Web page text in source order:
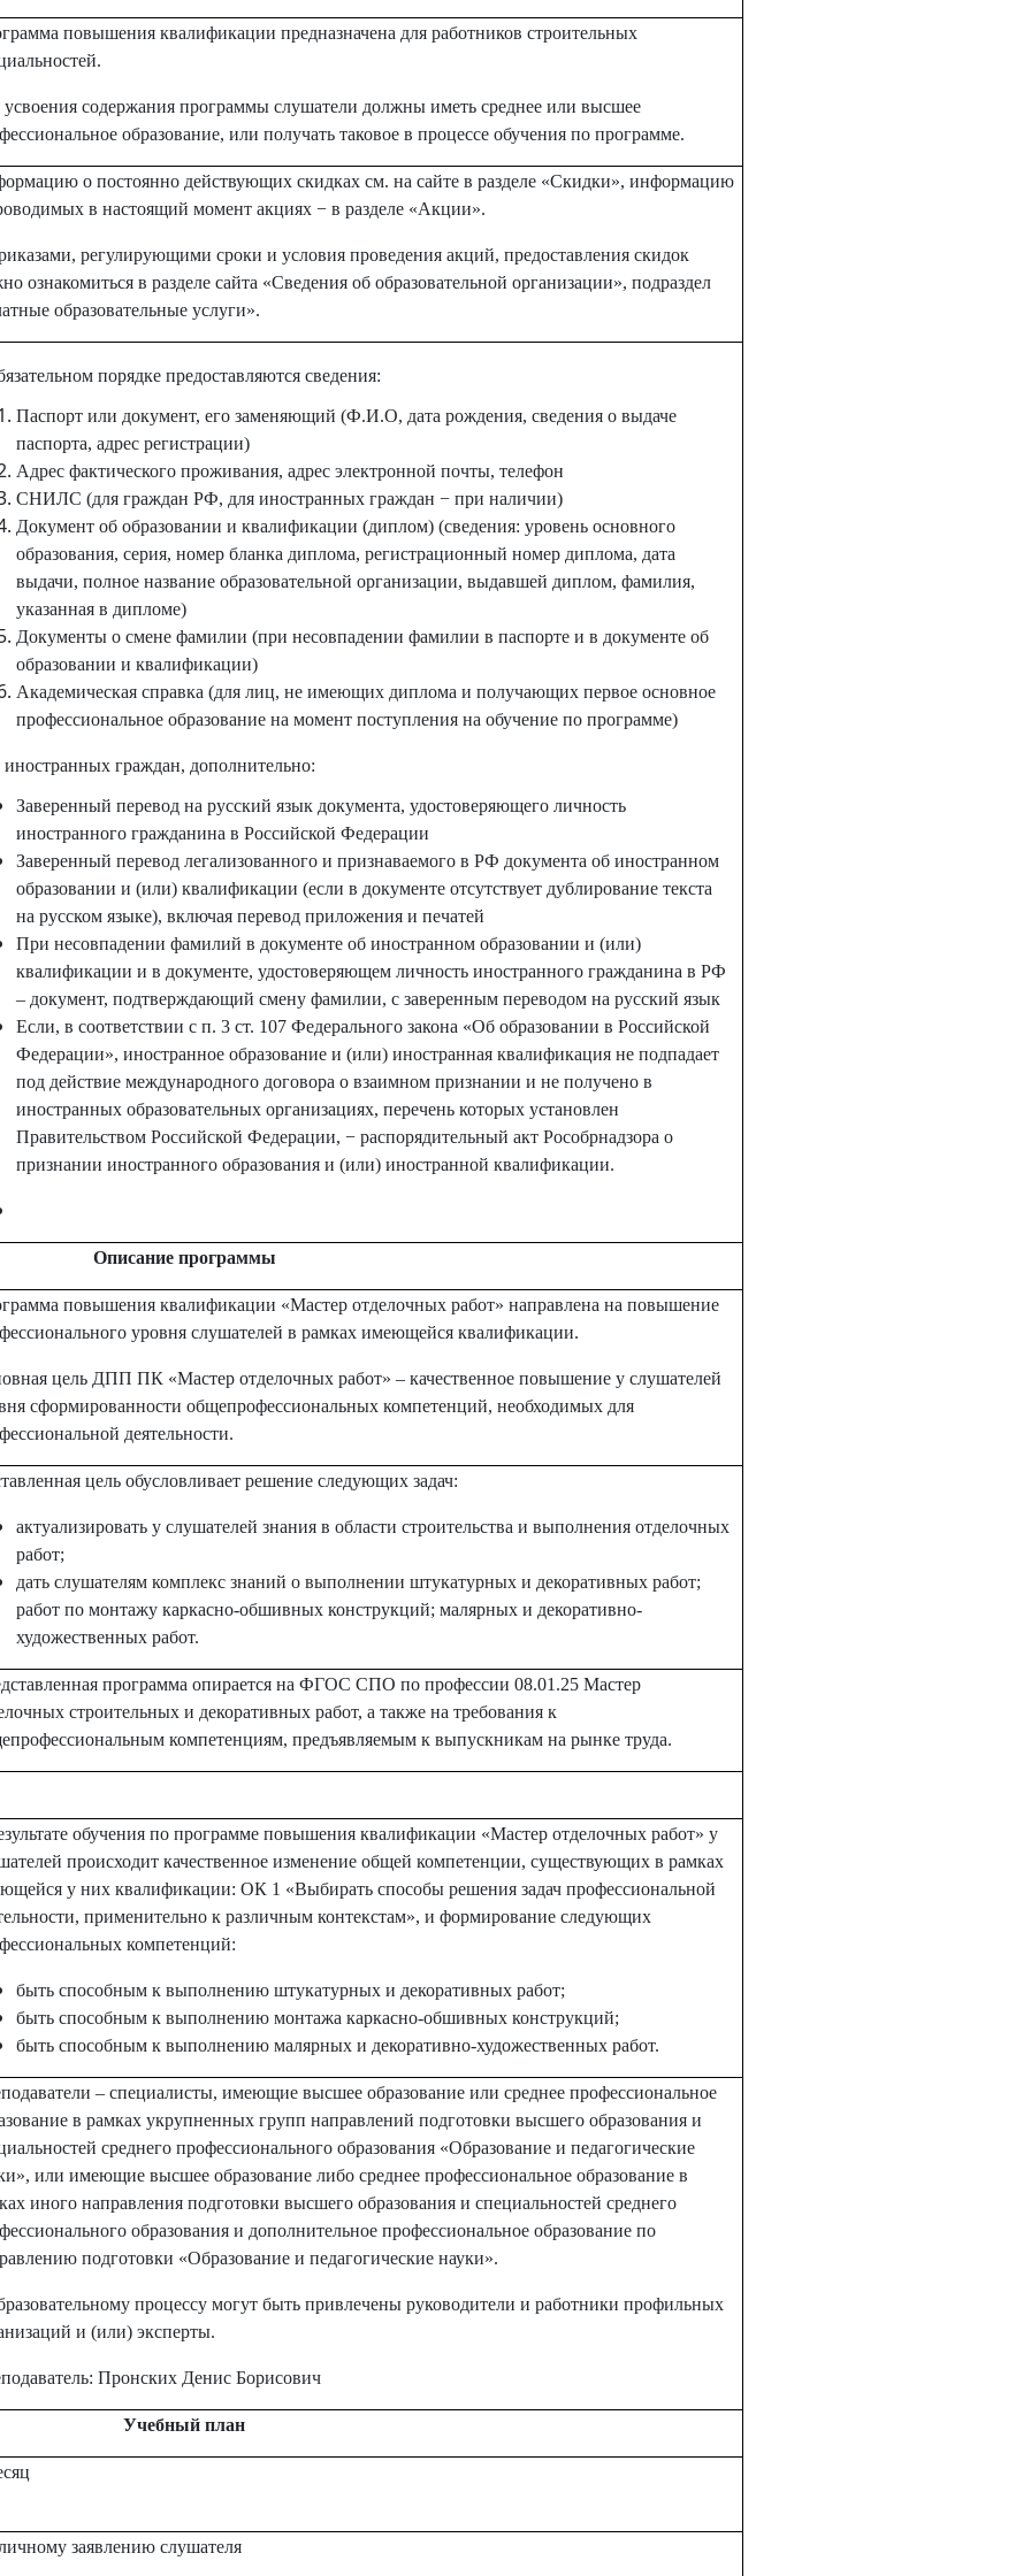
повышения квалификации предназначена для работников строительных
содержания программы слушатели должны иметь среднее или высшее
образование, или получать таковое в процессе обучения по программе.
о постоянно действующих скидках см. на сайте в разделе «Скидки», информацию
в настоящий момент акциях − в разделе «Акции».
регулирующими сроки и условия проведения акций, предоставления скидок
ознакомиться в разделе сайта «Сведения об образовательной организации», подраздел
образовательные услуги».
порядке предоставляются сведения:
Паспорт или документ, его заменяющий (Ф.И.О, дата рождения, сведения о выдаче
паспорта, адрес регистрации)
Адрес фактического проживания, адрес электронной почты, телефон
СНИЛС (для граждан РФ, для иностранных граждан − при наличии)
Документ об образовании и квалификации (диплом) (сведения: уровень основного
образования, серия, номер бланка диплома, регистрационный номер диплома, дата
выдачи, полное название образовательной организации, выдавшей диплом, фамилия,
указанная в дипломе)
Документы о смене фамилии (при несовпадении фамилии в паспорте и в документе об
образовании и квалификации)
Академическая справка (для лиц, не имеющих диплома и получающих первое основное
профессиональное образование на момент поступления на обучение по программе)
граждан, дополнительно:
Заверенный перевод на русский язык документа, удостоверяющего личность
иностранного гражданина в Российской Федерации
Заверенный перевод легализованного и признаваемого в РФ документа об иностранном
образовании и (или) квалификации (если в документе отсутствует дублирование текста
на русском языке), включая перевод приложения и печатей
При несовпадении фамилий в документе об иностранном образовании и (или)
квалификации и в документе, удостоверяющем личность иностранного гражданина в РФ
– документ, подтверждающий смену фамилии, с заверенным переводом на русский язык
Если, в соответствии с п. 3 ст. 107 Федерального закона «Об образовании в Российской
Федерации», иностранное образование и (или) иностранная квалификация не подпадает
под действие международного договора о взаимном признании и не получено в
иностранных образовательных организациях, перечень которых установлен
Правительством Российской Федерации, − распорядительный акт Рособрнадзора о
признании иностранного образования и (или) иностранной квалификации.
Описание программы
повышения квалификации «Мастер отделочных работ» направлена на повышение
уровня слушателей в рамках имеющейся квалификации.
цель ДПП ПК «Мастер отделочных работ» – качественное повышение у слушателей
сформированности общепрофессиональных компетенций, необходимых для
деятельности.
цель обусловливает решение следующих задач:
актуализировать у слушателей знания в области строительства и выполнения отделочных
работ;
дать слушателям комплекс знаний о выполнении штукатурных и декоративных работ;
работ по монтажу каркасно-обшивных конструкций; малярных и декоративно-
художественных работ.
программа опирается на ФГОС СПО по профессии 08.01.25 Мастер
строительных и декоративных работ, а также на требования к
компетенциям, предъявляемым к выпускникам на рынке труда.
обучения по программе повышения квалификации «Мастер отделочных работ» у
происходит качественное изменение общей компетенции, существующих в рамках
у них квалификации: ОК 1 «Выбирать способы решения задач профессиональной
применительно к различным контекстам», и формирование следующих
компетенций:
быть способным к выполнению штукатурных и декоративных работ;
быть способным к выполнению монтажа каркасно-обшивных конструкций;
быть способным к выполнению малярных и декоративно-художественных работ.
– специалисты, имеющие высшее образование или среднее профессиональное
в рамках укрупненных групп направлений подготовки высшего образования и
среднего профессионального образования «Образование и педагогические
или имеющие высшее образование либо среднее профессиональное образование в
иного направления подготовки высшего образования и специальностей среднего
образования и дополнительное профессиональное образование по
подготовки «Образование и педагогические науки».
процессу могут быть привлечены руководители и работники профильных
и (или) эксперты.
Пронских Денис Борисович
Учебный план
заявлению слушателя